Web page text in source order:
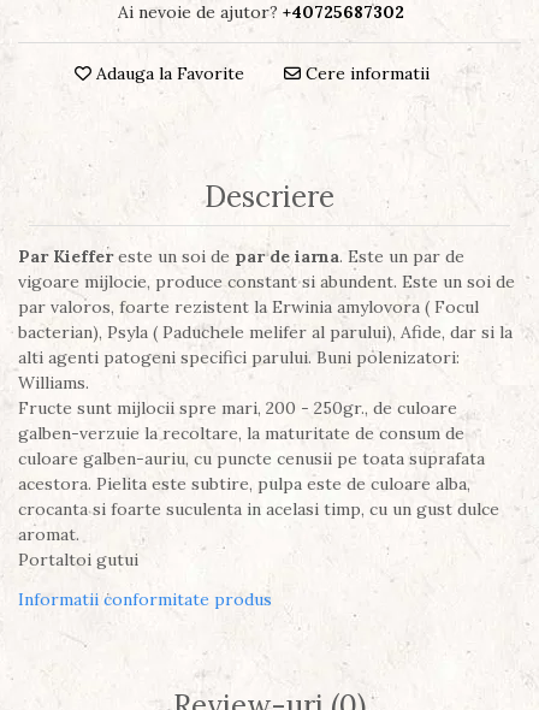
Ai nevoie de ajutor? +40725687302
Adauga la Favorite Cere informatii
Descriere
Par Kieffereste un soi de par de iarna. Este un par de
vigoare mijlocie, produce constant si abundent. Este un soi de
par valoros, foarte rezistent la Erwinia amylovora ( Focul
bacterian), Psyla ( Paduchele melifer al parului), Afide, dar si la
alti agenti patogeni specifici parului. Buni polenizatori:
Williams.
Fructe sunt mijlocii spre mari, 200 - 250gr., de culoare
galben-verzuie la recoltare, la maturitate de consum de
culoare galben-auriu, cu puncte cenusii pe toata suprafata
acestora. Pielita este subtire, pulpa este de culoare alba,
crocanta si foarte suculenta in acelasi timp, cu un gust dulce
aromat.
Portaltoi gutui
Informatii conformitate produs